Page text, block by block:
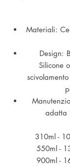
Materiali:
Design:
Silicone
adatta
310ml -
550ml -
900ml -